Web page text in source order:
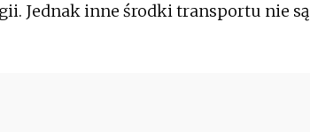
Jednak inne środki transportu nie są